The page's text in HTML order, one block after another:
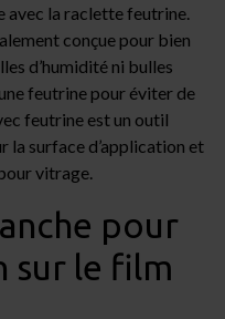
avec la raclette feutrine.
conçue pour bien
d’humidité ni bulles
feutrine pour éviter de
feutrine est un outil
la surface d’application et
vitrage.
pour
sur le film